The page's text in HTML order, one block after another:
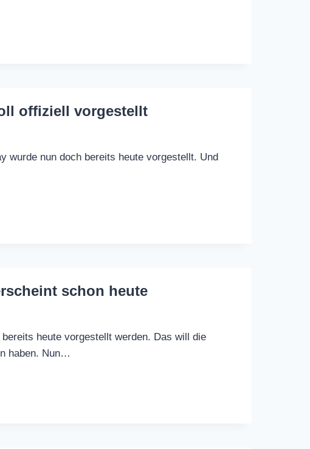
offiziell vorgestellt
wurde nun doch bereits heute vorgestellt. Und
schon heute
heute vorgestellt werden. Das will die
haben. Nun…